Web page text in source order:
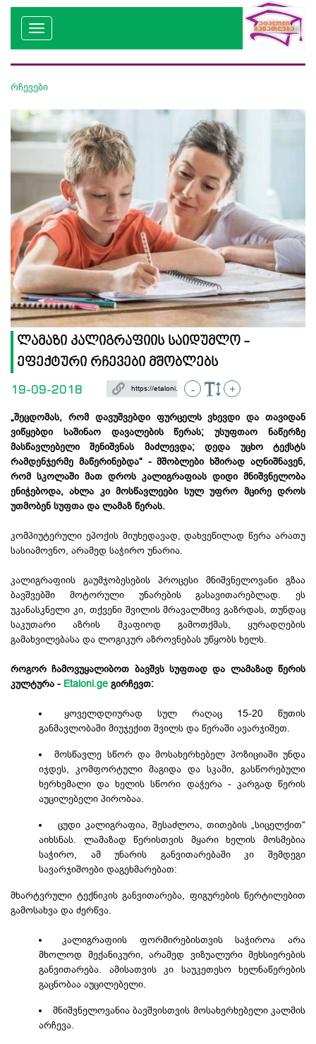
რჩევები
ლამაზი კალიგრაფიის საიდუმლო -
ეფექტური რჩევები მშობლებს
19-09-2018 - +
„შეცდომას, რომ დავუშვებდი ფურცელს ვხევდი და თავიდან
ვიწყებდი საშინაო დავალების წერას; უსუფთაო ნაწერზე
მასწავლებელი შენიშვნას მაძლევდა; დედა უცხო ტექსტს
რამდენჯერმე მაწერინებდა“ - მშობლები ხშირად აღნიშნავენ,
რომ სკოლაში მათ დროს კალიგრაფიას დიდი მნიშვნელობა
ენიჭებოდა, ახლა კი მოსწავლეები სულ უფრო მცირე დროს
უთმობენ სუფთა და ლამაზ წერას.
კომპიუტერული ეპოქის მიუხედავად, დახვეწილად წერა არათუ
სასიამოვნო, არამედ საჭირო უნარია.
კალიგრაფიის გაუმჯობესების პროცესი მნიშვნელოვანი გზაა
ბავშვებში მოტორული უნარების გასავითარებლად. ეს
უკანასკნელი კი, თქვენი შვილის მრავალმხივ გაზრდას, თუნდაც
საკუთარი აზრის მკაფიოდ გამოთქმას, ყურადღების
გამახვილებასა და ლოგიკურ აზროვნებას უწყობს ხელს.
როგორ ჩამოვუყალიბოთ ბავშვს სუფთად და ლამაზად წერის
კულტურა - Etaloni.ge გირჩევთ:
ყოველდღიურად სულ რაღაც 15-20 წუთის
განმავლობაში მიუჯექით შვილს და წერაში ავარჯიშეთ.
მოსწავლე სწორ და მოსახერხებელ პოზიციაში უნდა
იჯდეს, კომფორტული მაგიდა და სკამი, გასწორებული
ხერხემალი და ხელის სწორი დაჭერა - კარგად წერის
აუცილებელი პირობაა.
ცუდი კალიგრაფია, შესაძლოა, თითების „სიცელქით“
აიხსნას. ლამაზად წერისთვის მყარი ხელის მოსმებია
საჭირო, ამ უნარის განვითარებაში კი შემდეგი
სავარჯიშოები დაგეხმარებათ:
მხარტვრული ტექნიკის განვითარება, ფიგურების წერტილებით
გამოსახვა და ძერწვა.
კალიგრაფიის ფორმირებისთვის საჭიროა არა
მხოლოდ მექანიკური, არამედ ვიზუალური მეხსიერების
განვითარება. ამისათვის კი საუკეთესო ხელნაწერების
გაცნობაა აუცილებელი.
მნიშვნელოვანია ბავშვისთვის მოსახერხებელი კალმის
არჩევა.